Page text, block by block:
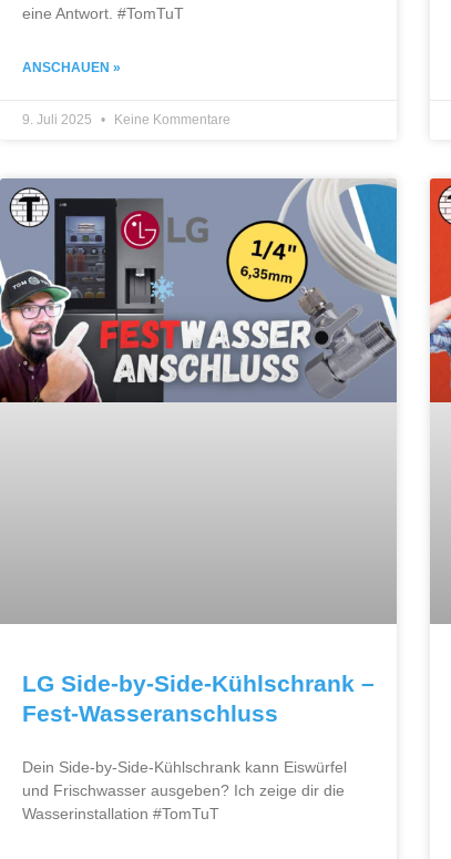
eine Antwort. #TomTuT
ANSCHAUEN »
9. Juli 2025 Keine Kommentare
LG Side-by-Side-Kühlschrank –
Fest-Wasseranschluss
Dein Side-by-Side-Kühlschrank kann Eiswürfel
und Frischwasser ausgeben? Ich zeige dir die
Wasserinstallation #TomTuT